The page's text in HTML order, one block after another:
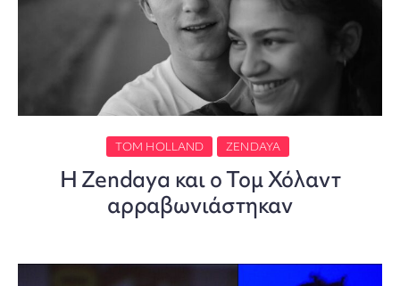
TOM HOLLAND ZENDAYA
Η Zendaya και ο Τομ Χόλαντ
αρραβωνιάστηκαν